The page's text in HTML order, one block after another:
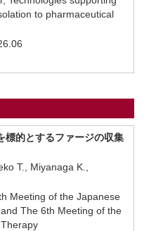
to pharmaceutical
標的とするファージの収集
T., Miyanaga K.,
Meeting of the Japanese
The 6th Meeting of the